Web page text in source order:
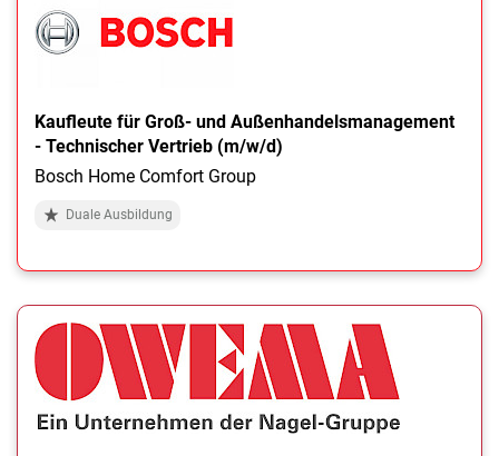
Kaufleute für Groß- und Außenhandelsmanagement
- Technischer Vertrieb (m/w/d)
Bosch Home Comfort Group
Duale Ausbildung